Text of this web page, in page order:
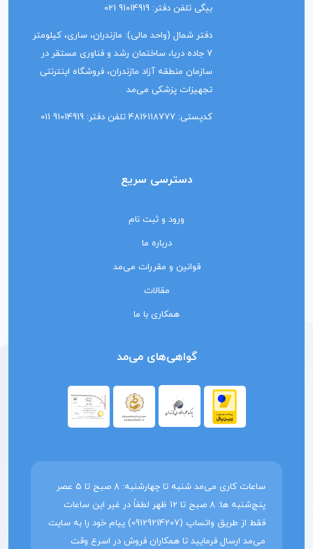
بیگی تلفن دفتر: 91014919 021
دفتر شمال (واحد مالی): مازندران، ساری، کیلومتر
7 جاده دریا، ساختمان رشد و فناوری مستقر در
سازمان منطقه آزاد مازندران، فروشگاه اینترنتی
تجهیزات پزشکی می‌مد
کدپستی: 4816118777 تلفن دفتر: 91014919 011
دسترسی سریع
ورود و ثبت نام
درباره ما
قوانین و مقررات می‌مد
مقالات
همکاری با ما
گواهی‌های می‌مد
ساعات کاری می‌مد شنبه تا چهارشنبه: 8 صبح تا 5 عصر
پنج‌شنبه ها: 8 صبح تا 12 ظهر لطفاً در غیر این ساعات
فقط از طریق واتساپ (09129214207) پیام خود را به سایت
می‌مد ارسال فرمایید تا همکاران فروش در اسرع وقت